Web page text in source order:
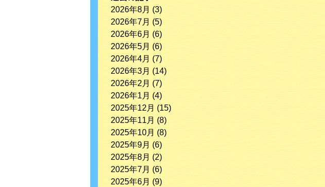
2026年8月 (3)
2026年7月 (5)
2026年6月 (6)
2026年5月 (6)
2026年4月 (7)
2026年3月 (14)
2026年2月 (7)
2026年1月 (4)
2025年12月 (15)
2025年11月 (8)
2025年10月 (8)
2025年9月 (6)
2025年8月 (2)
2025年7月 (6)
2025年6月 (9)